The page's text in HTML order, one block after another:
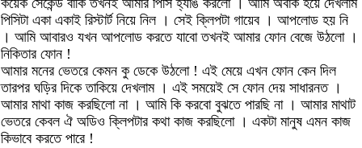
কয়েক সেকেন্ড বাকি তখনই আমার পিসি হ্যাঙ করলো । আমি অবাক হয়ে দেখলাম
পিসিটা একা একাই রিস্টার্ট নিয়ে নিল । সেই ক্লিপটা গায়েব । আপলোড হয় নি
। আমি আবারও যখন আপলোড করতে যাবো তখনই আমার ফোন বেজে উঠলো ।
নিকিতার ফোন !
আমার মনের ভেতরে কেমন কু ডেকে উঠলো ! এই মেয়ে এখন ফোন কেন দিল
তারপর ঘড়ির দিকে তাকিয়ে দেখলাম । এই সময়েই সে ফোন দেয় সাধারনত ।
আমার মাথা কাজ করছিলো না । আমি কি করবো বুঝতে পারছি না । আমার মাথাট
ভেতরে কেবল ঐ অডিও ক্লিপটার কথা কাজ করছিলো । একটা মানুষ এমন কাজ
কিভাবে করতে পারে !